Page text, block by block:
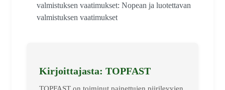
valmistuksen vaatimukset: Nopean ja luotettavan
valmistuksen vaatimukset
Kirjoittajasta: TOPFAST
TOPFAST on toiminut painettujen piirilevyjen